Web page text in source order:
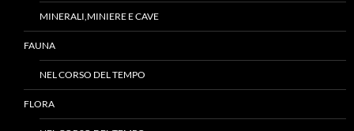
MINERALI,MINIERE E CAVE
FAUNA
NEL CORSO DEL TEMPO
FLORA